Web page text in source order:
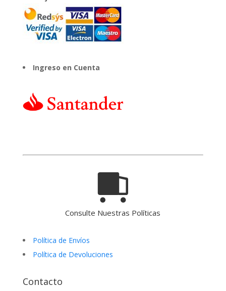
Ingreso en Cuenta
Consulte Nuestras Políticas
Política de Envíos
Política de Devoluciones
Contacto